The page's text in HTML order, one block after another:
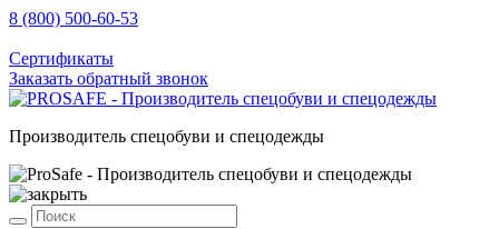
8 (800) 500-60-53
Сертификаты
Заказать обратный звонок
Производитель спецобуви и спецодежды